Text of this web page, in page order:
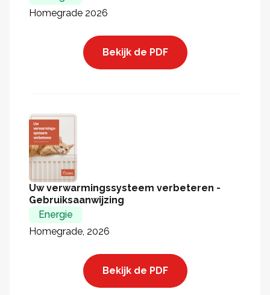
Homegrade 2026
Bekijk de PDF
Uw verwarmingssysteem verbeteren -
Gebruiksaanwijzing
Energie
Homegrade, 2026
Bekijk de PDF